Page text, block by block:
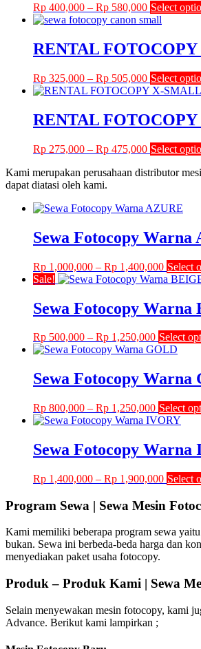
Rp 400,000 – Rp 580,000Price
range:
through
Rp 580,000
Select
RENTAL
Rp 325,000 – Rp 505,000Price
range:
through
Rp 505,000
Select
RENTAL
Rp 275,000 – Rp 475,000Price
Rp 275,000
Select
Kami merupakan perusahaan distributor
dapat diatasi oleh kami.
Sewa Fotocopy Warna
Rp 1,000,000 – Rp 1,400,000Price
range:
through
Rp
Select
Sale!
Sewa Fotocopy Warna
Rp 500,000 – Rp 1,250,000Price
range:
through
Rp
Select
Sewa Fotocopy Warna
Rp 800,000 – Rp 1,250,000Price
range:
through
Rp
Select
Sewa Fotocopy Warna
Rp 1,400,000 – Rp 1,900,000Price
Rp
Rp
Select
Program Sewa | Sewa Mesin
Kami memiliki beberapa program sewa
bukan. Sewa ini berbeda-beda harga dan
menyediakan paket usaha fotocopy.
Produk – Produk Kami | Sewa
Selain menyewakan mesin fotocopy, kami
Advance. Berikut kami lampirkan ;